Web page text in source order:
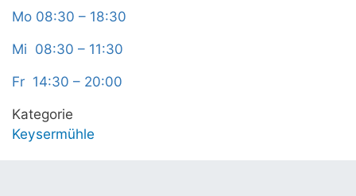
Mo 08:30 – 18:30
Mi 08:30 – 11:30
Fr 14:30 – 20:00
Kategorie
Keysermühle